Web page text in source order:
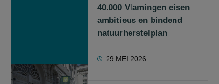
40.000 Vlamingen eisen
ambitieus en bindend
natuurherstelplan
29 MEI 2026